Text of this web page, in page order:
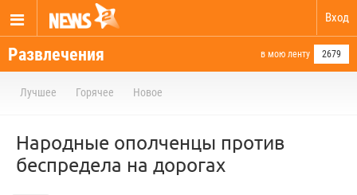
Вход
Развлечения в мою ленту 2679
Лучшее Горячее Новое
Народные ополченцы против
беспредела на дорогах